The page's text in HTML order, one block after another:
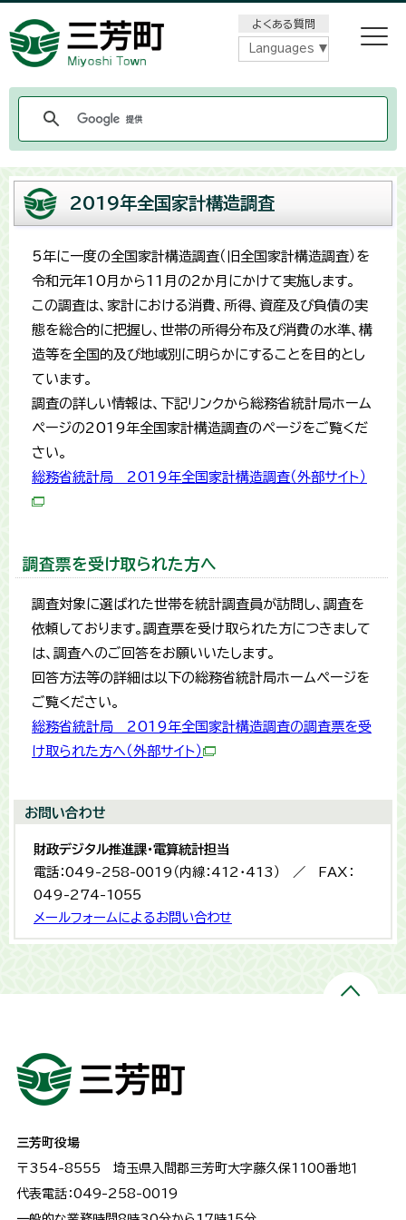
よくある質問
Languages
2019年全国家計構造調査
5年に一度の全国家計構造調査（旧全国家計構造調査）を
令和元年10月から11月の2か月にかけて実施します。
この調査は、家計における消費、所得、資産及び負債の実
態を総合的に把握し、世帯の所得分布及び消費の水準、構
造等を全国的及び地域別に明らかにすることを目的とし
ています。
調査の詳しい情報は、下記リンクから総務省統計局ホーム
ページの2019年全国家計構造調査のページをご覧くだ
さい。
総務省統計局 2019年全国家計構造調査（外部サイト）
調査票を受け取られた方へ
調査対象に選ばれた世帯を統計調査員が訪問し、調査を
依頼しております。調査票を受け取られた方につきまして
は、調査へのご回答をお願いいたします。
回答方法等の詳細は以下の総務省統計局ホームページを
ご覧ください。
総務省統計局 2019年全国家計構造調査の調査票を受
け取られた方へ（外部サイト）
お問い合わせ
財政デジタル推進課・電算統計担当
電話：049-258-0019（内線：412・413） ／ FAX：
049-274-1055
メールフォームによるお問い合わせ
三芳町役場
〒354-8555 埼玉県入間郡三芳町大字藤久保1100番地１
代表電話：049-258-0019